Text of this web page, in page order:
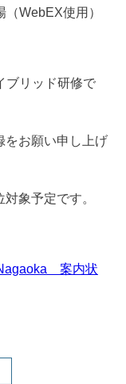
WebEX使用）
ブリッド研修で
をお願い申し上げ
象予定です。
案内状